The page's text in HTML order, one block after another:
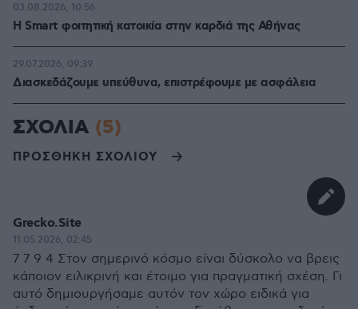
Η Smart φοιτητική κατοικία στην καρδιά της Αθήνας
03.08.2026, 10:56
Διασκεδάζουμε υπεύθυνα, επιστρέφουμε με ασφάλεια
29.07.2026, 09:39
ΣΧΟΛΙΑ (5)
ΠΡΟΣΘΗΚΗ ΣΧΟΛΙΟΥ
Grecko.Site
11.05.2026, 02:45
7 7 9 4 Στον σημερινό κόσμο είναι δύσκολο να βρεις
κάποιον ειλικρινή και έτοιμο για πραγματική σχέση. Γι
αυτό δημιουργήσαμε αυτόν τον χώρο ειδικά για